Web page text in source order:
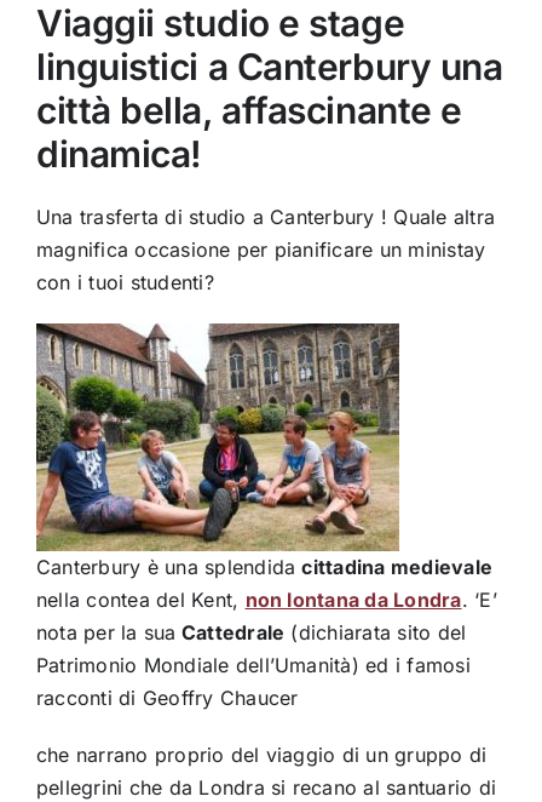
Viaggii studio e stage
linguistici a Canterbury una
città bella, affascinante e
dinamica!
Una trasferta di studio a Canterbury ! Quale altra
magnifica occasione per pianificare un ministay
con i tuoi studenti?
Canterbury è una splendidacittadina medievale
nella contea del Kent, non lontana da Londra. ‘E’
nota per la sua Cattedrale (dichiarata sito del
Patrimonio Mondiale dell’Umanità) ed i famosi
racconti di Geoffry Chaucer
che narrano proprio del viaggio di un gruppo di
pellegrini che da Londra si recano al santuario di